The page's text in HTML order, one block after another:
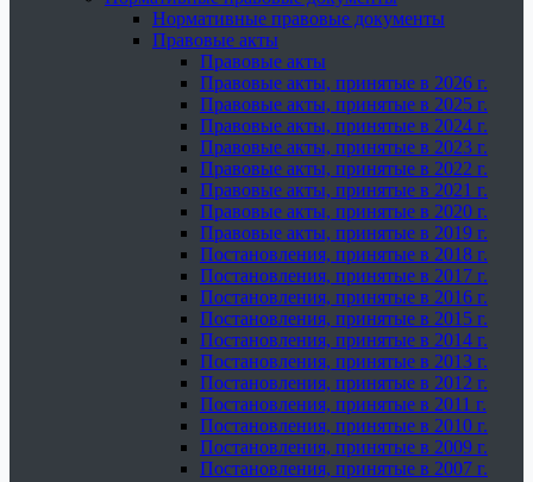
Нормативные правовые документы
Правовые акты
Правовые акты
Правовые акты, принятые в 2026 г.
Правовые акты, принятые в 2025 г.
Правовые акты, принятые в 2024 г.
Правовые акты, принятые в 2023 г.
Правовые акты, принятые в 2022 г.
Правовые акты, принятые в 2021 г.
Правовые акты, принятые в 2020 г.
Правовые акты, принятые в 2019 г.
Постановления, принятые в 2018 г.
Постановления, принятые в 2017 г.
Постановления, принятые в 2016 г.
Постановления, принятые в 2015 г.
Постановления, принятые в 2014 г.
Постановления, принятые в 2013 г.
Постановления, принятые в 2012 г.
Постановления, принятые в 2011 г.
Постановления, принятые в 2010 г.
Постановления, принятые в 2009 г.
Постановления, принятые в 2007 г.